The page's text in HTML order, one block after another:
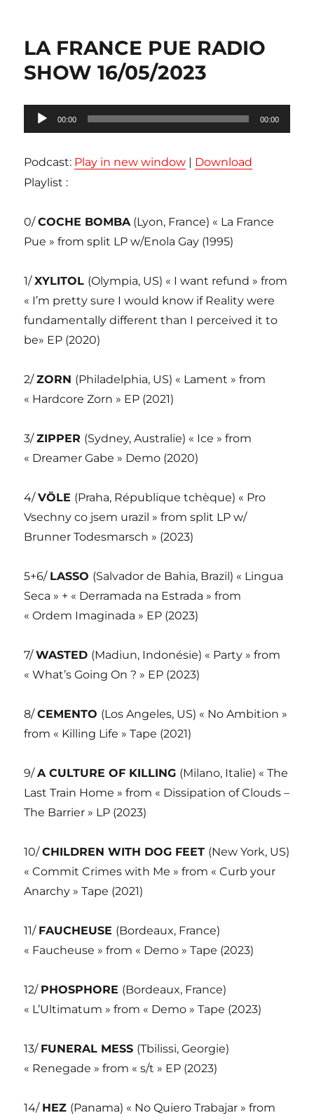
LA FRANCE PUE RADIO
SHOW 16/05/2023
Lecteur
audio
00:00 00:00
Podcast: Play in new window | Download
Playlist :
0/COCHE BOMBA(Lyon, France) « La France
Pue » from split LP w/Enola Gay (1995)
1/XYLITOL (Olympia, US) « I want refund » from
« I’m pretty sure I would know if Reality were
fundamentally different than I perceived it to
be» EP (2020)
2/ZORN (Philadelphia, US) « Lament » from
« Hardcore Zorn » EP (2021)
3/ZIPPER (Sydney, Australie) « Ice » from
« Dreamer Gabe » Demo (2020)
4/VÖLE (Praha, République tchèque) « Pro
Vsechny co jsem urazil » from split LP w/
Brunner Todesmarsch » (2023)
5+6/ LASSO (Salvador de Bahia, Brazil) « Lingua
Seca » + « Derramada na Estrada » from
« Ordem Imaginada » EP (2023)
7/WASTED (Madiun, Indonésie) « Party » from
« What’s Going On ? » EP (2023)
8/CEMENTO (Los Angeles, US) « No Ambition »
from « Killing Life » Tape (2021)
9/A CULTURE OF KILLING (Milano, Italie) « The
Last Train Home » from « Dissipation of Clouds –
The Barrier » LP (2023)
10/CHILDREN WITH DOG FEET (New York, US)
« Commit Crimes with Me » from « Curb your
Anarchy » Tape (2021)
11/ FAUCHEUSE (Bordeaux, France)
« Faucheuse » from « Demo » Tape (2023)
12/ PHOSPHORE (Bordeaux, France)
« L’Ultimatum » from « Demo » Tape (2023)
13/ FUNERAL MESS (Tbilissi, Georgie)
« Renegade » from « s/t » EP (2023)
14/ HEZ (Panama) « No Quiero Trabajar » from